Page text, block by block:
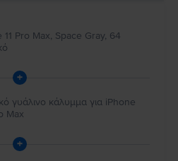
Pro Max, Space Gray, 64
+
γυάλινο κάλυμμα για iPhone
Max
+